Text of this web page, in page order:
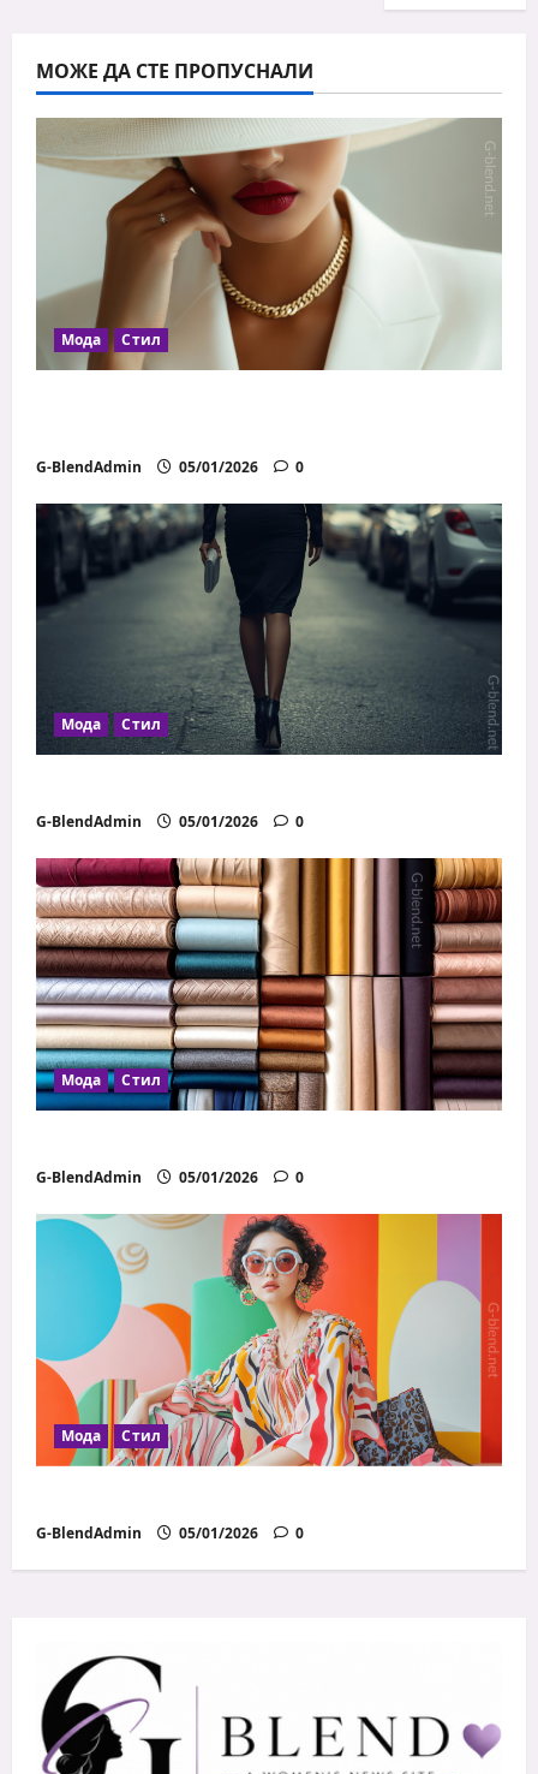
МОЖЕ ДА СТЕ ПРОПУСНАЛИ
Мода Стил
G-BlendAdmin 05/01/2026 0
Мода Стил
G-BlendAdmin 05/01/2026 0
Мода Стил
G-BlendAdmin 05/01/2026 0
Мода Стил
G-BlendAdmin 05/01/2026 0